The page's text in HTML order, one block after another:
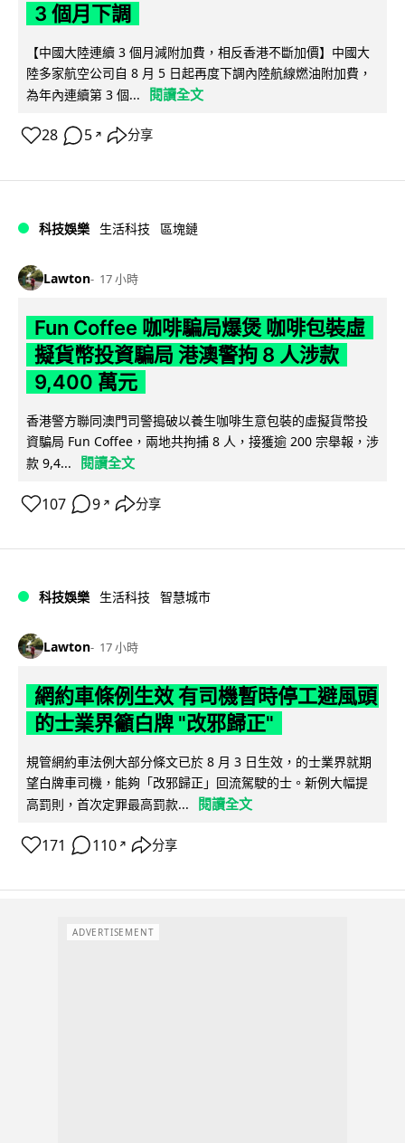
3 個月下調
【中國大陸連續 3 個月減附加費，相反香港不斷加價】中國大
陸多家航空公司自 8 月 5 日起再度下調內陸航線燃油附加費，
為年內連續第 3 個...
閱讀全文
28 5 ↗ 分享
科技娛樂 生活科技 區塊鏈
Lawton 17 小時
Fun Coffee 咖啡騙局爆煲 咖啡包裝虛
擬貨幣投資騙局 港澳警拘 8 人涉款
9,400 萬元
香港警方聯同澳門司警搗破以養生咖啡生意包裝的虛擬貨幣投
資騙局 Fun Coffee，兩地共拘捕 8 人，接獲逾 200 宗舉報，涉
款 9,4...
閱讀全文
107 9 ↗ 分享
科技娛樂 生活科技 智慧城市
Lawton 17 小時
網約車條例生效 有司機暫時停工避風頭
的士業界籲白牌 "改邪歸正"
規管網約車法例大部分條文已於 8 月 3 日生效，的士業界就期
望白牌車司機，能夠「改邪歸正」回流駕駛的士。新例大幅提
高罰則，首次定罪最高罰款...
閱讀全文
171 110 ↗ 分享
ADVERTISEMENT